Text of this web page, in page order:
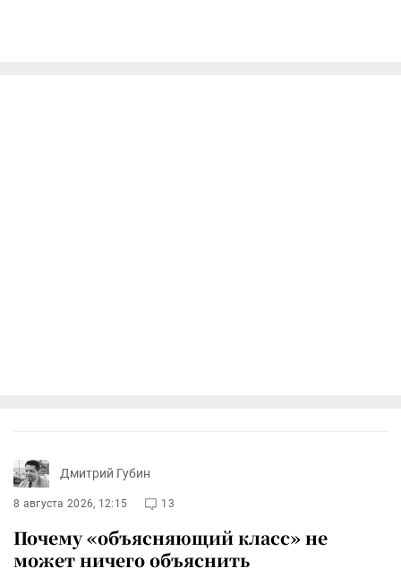
Дмитрий Губин
8 августа 2026, 12:15 13
Почему «объясняющий класс» не
может ничего объяснить